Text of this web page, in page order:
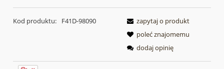
Kod produktu: F41D-98090
zapytaj o produkt
poleć znajomemu
dodaj opinię